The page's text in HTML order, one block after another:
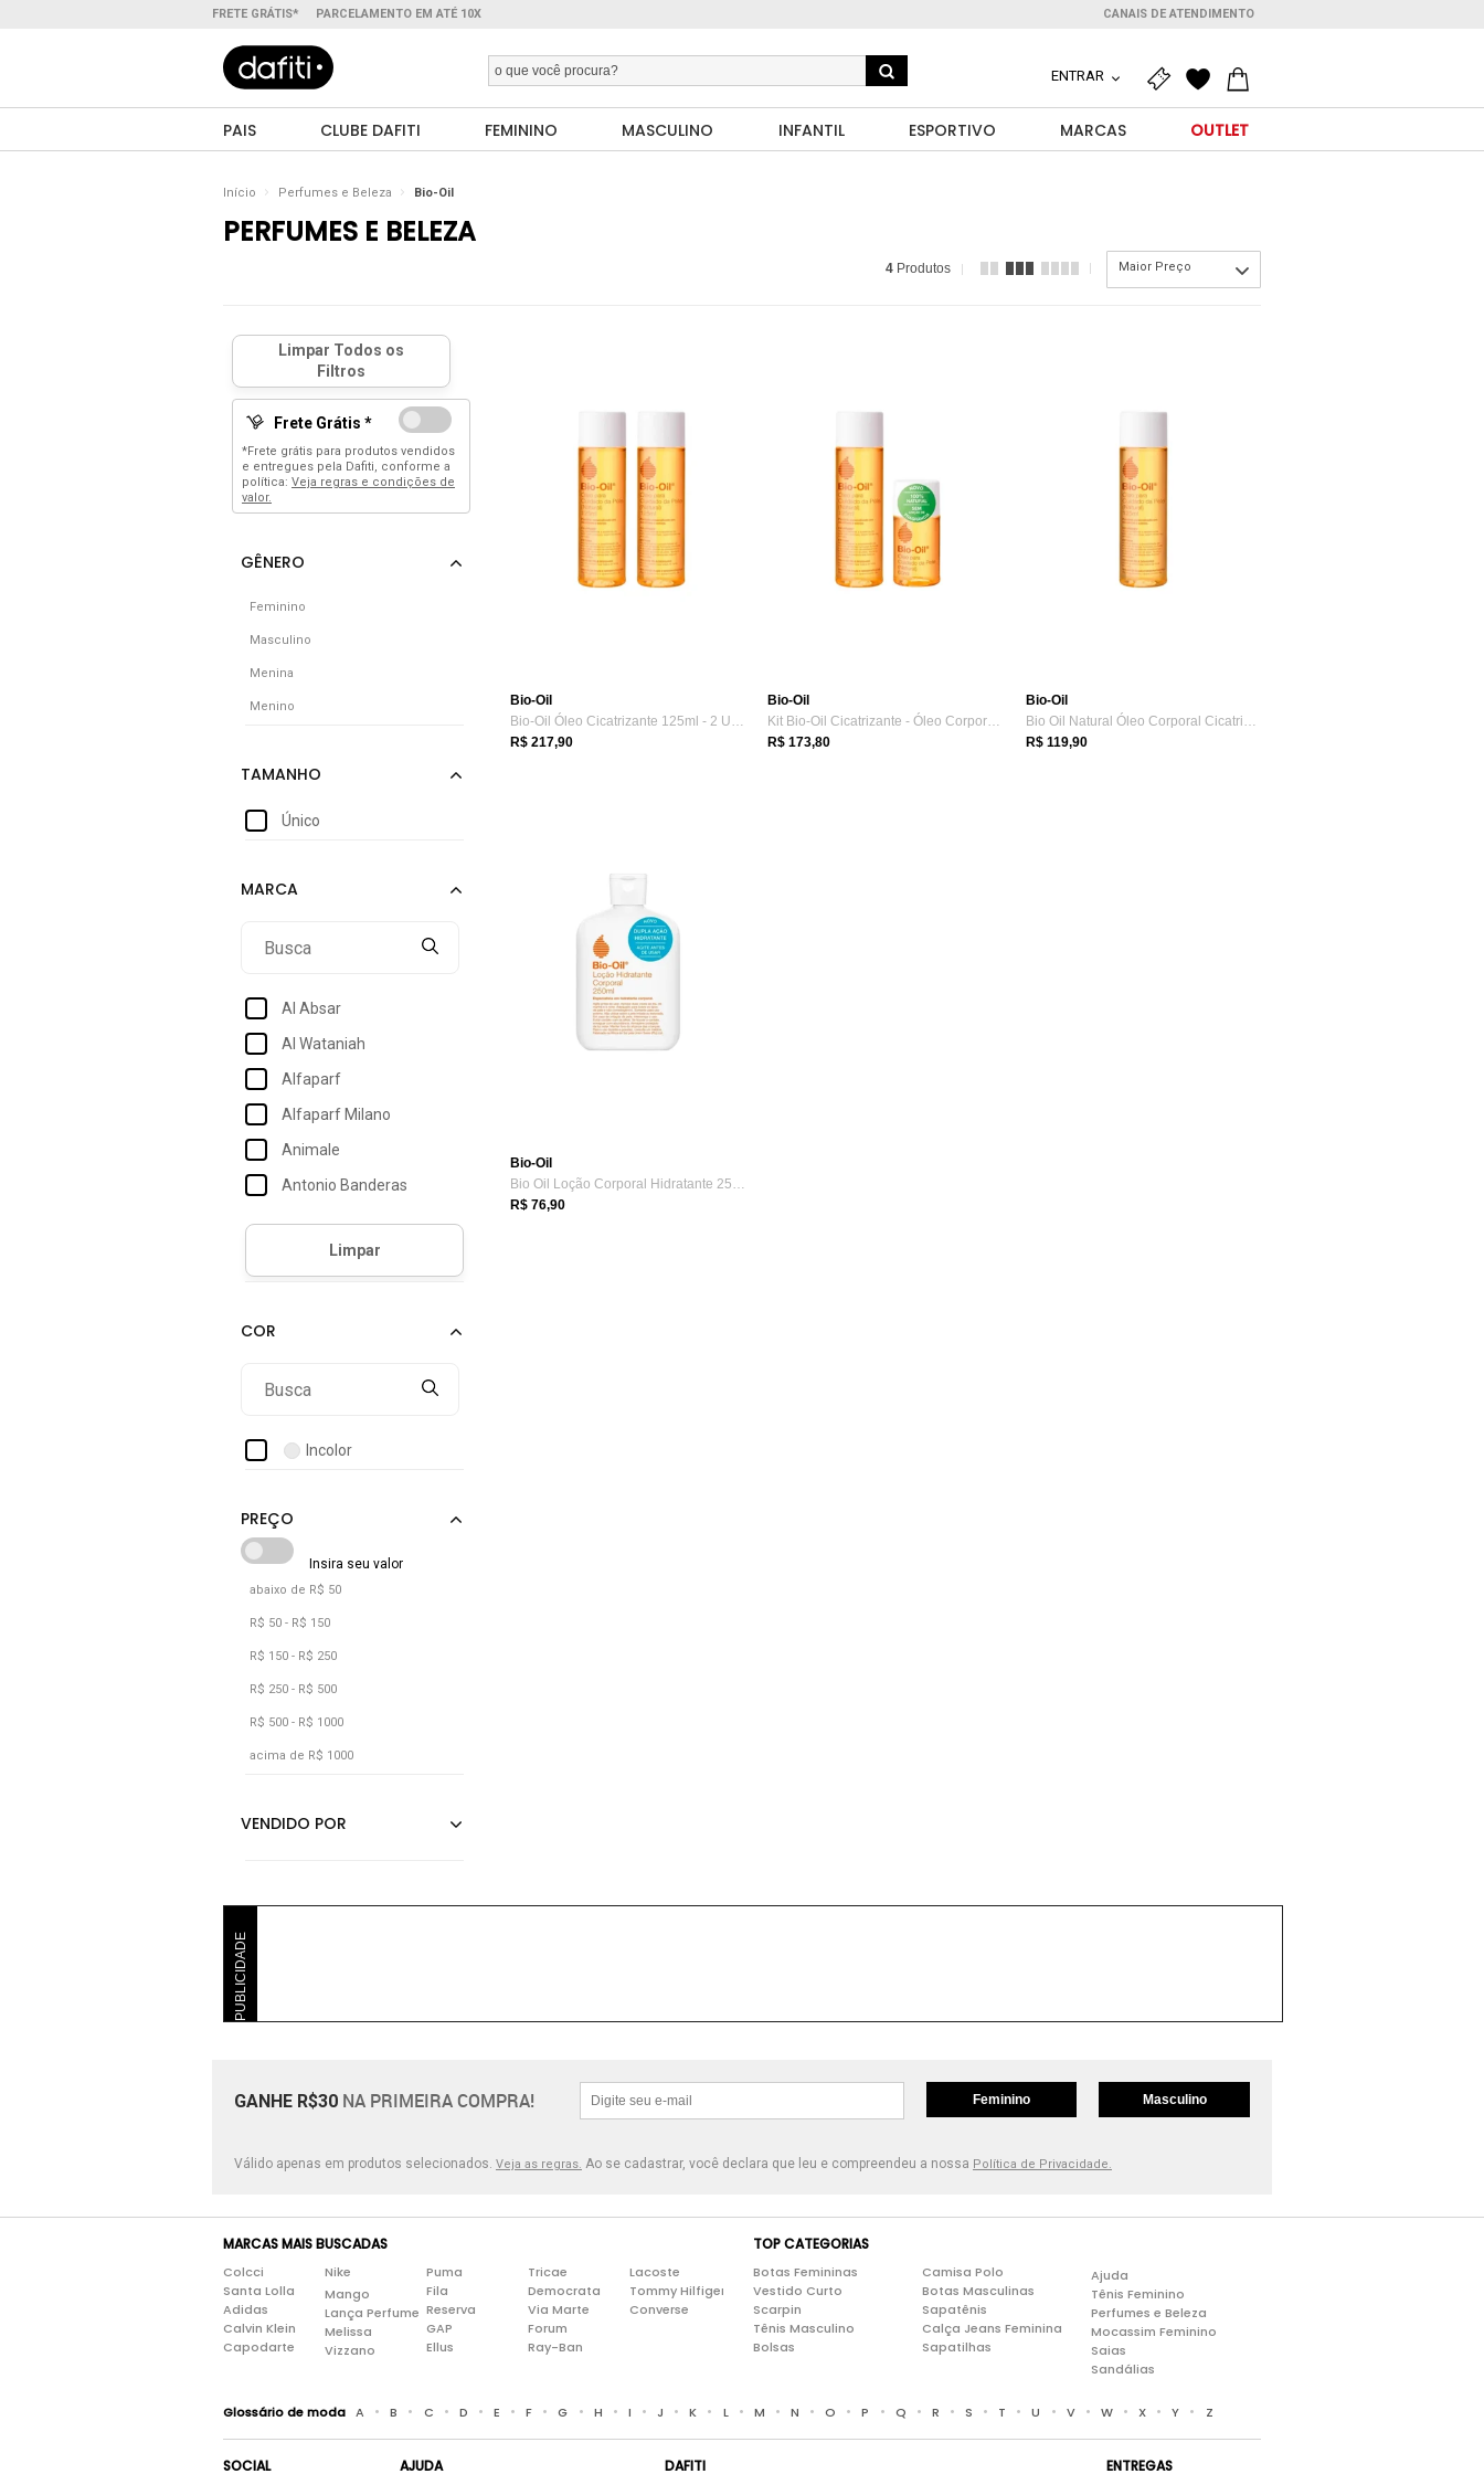
FRETE GRÁTIS* PARCELAMENTO EM ATÉ 10X CANAIS DE ATENDIMENTO
ENTRAR
PAIS CLUBE DAFITI FEMININO MASCULINO INFANTIL ESPORTIVO MARCAS OUTLET
Início Perfumes e Beleza Bio-Oil
PERFUMES E BELEZA
4 Produtos Maior Preço
Frete Grátis *
*Frete grátis para produtos vendidos
e entregues pela Dafiti, conforme a
política: Veja regras e condições de
valor.
Feminino
Masculino
Menina
Menino
Único
Al Absar
Al Wataniah
Alfaparf
Alfaparf Milano
Animale
Antonio Banderas
Artlux
Aura Beauty
Beleza Brasileira
Boca Rosa
Boucheron
Bruna Tavares
Incolor
abaixo de R$ 50
R$ 50 - R$ 150
R$ 150 - R$ 250
R$ 250 - R$ 500
R$ 500 - R$ 1000
acima de R$ 1000
Bio-Oil
Bio-Oil Óleo Cicatrizante 125ml - 2 Unid
R$ 217,90
Bio-Oil
Kit Bio-Oil Cicatrizante - Óleo Corporal...
R$ 173,80
Bio-Oil
Bio Oil Natural Óleo Corporal Cicatrizante 125ml
R$ 119,90
Bio-Oil
Bio Oil Loção Corporal Hidratante 250ml
R$ 76,90
PUBLICIDADE
GANHE R$30 NA PRIMEIRA COMPRA! Feminino Masculino
Válido apenas em produtos selecionados. Veja as regras. Ao se cadastrar, você declara que leu e compreendeu a nossa Política de Privacidade.
MARCAS MAIS BUSCADAS
Colcci
Santa Lolla
Adidas
Calvin Klein
Capodarte
Nike
Mango
Lança Perfume
Melissa
Vizzano
Puma
Fila
Reserva
GAP
Ellus
Tricae
Democrata
Via Marte
Forum
Ray-Ban
Lacoste
Tommy Hilfiger
Converse
TOP CATEGORIAS
Botas Femininas
Vestido Curto
Scarpin
Tênis Masculino
Bolsas
Camisa Polo
Botas Masculinas
Sapatênis
Calça Jeans Feminina
Sapatilhas
Ajuda
Tênis Feminino
Perfumes e Beleza
Mocassim Feminino
Saias
Sandálias
Glossário de moda A • B • C • D • E • F • G • H • I • J • K • L • M • N • O • P • Q • R • S • T • U • V • W • X • Y • Z
SOCIAL AJUDA DAFITI ENTREGAS